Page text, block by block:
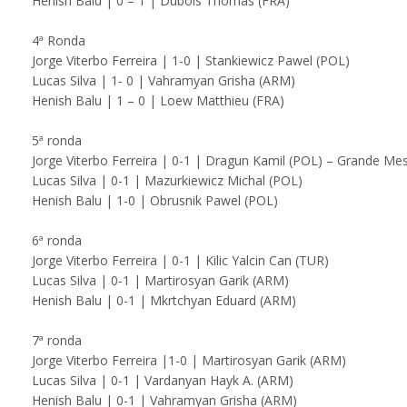
4ª Ronda
Jorge Viterbo Ferreira | 1-0 | Stankiewicz Pawel (POL)
Lucas Silva | 1- 0 | Vahramyan Grisha (ARM)
Henish Balu | 1 – 0 | Loew Matthieu (FRA)
5ª ronda
Jorge Viterbo Ferreira | 0-1 | Dragun Kamil (POL) – Grande
Lucas Silva | 0-1 | Mazurkiewicz Michal (POL)
Henish Balu | 1-0 | Obrusnik Pawel (POL)
6ª ronda
Jorge Viterbo Ferreira | 0-1 | Kilic Yalcin Can (TUR)
Lucas Silva | 0-1 | Martirosyan Garik (ARM)
Henish Balu | 0-1 | Mkrtchyan Eduard (ARM)
7ª ronda
Jorge Viterbo Ferreira |1-0 | Martirosyan Garik (ARM)
Lucas Silva | 0-1 | Vardanyan Hayk A. (ARM)
Henish Balu | 0-1 | Vahramyan Grisha (ARM)